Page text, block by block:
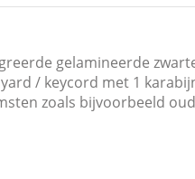
gelamineerde
/ keycord met 1
zoals bijvoorbeeld